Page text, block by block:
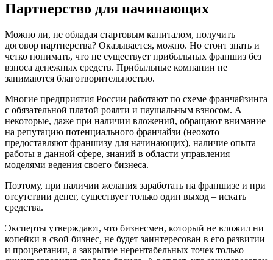
Партнерство для начинающих
Можно ли, не обладая стартовым капиталом, получить
договор партнерства? Оказывается, можно. Но стоит знать и
четко понимать, что не существует прибыльных франшиз без
взноса денежных средств. Прибыльные компании не
занимаются благотворительностью.
Многие предприятия России работают по схеме франчайзинга
с обязательной платой роялти и паушальным взносом. А
некоторые, даже при наличии вложений, обращают внимание
на репутацию потенциального франчайзи (неохото
предоставляют франшизу для начинающих), наличие опыта
работы в данной сфере, знаний в области управления
моделями ведения своего бизнеса.
Поэтому, при наличии желания заработать на франшизе и при
отсутствии денег, существует только один выход – искать
средства.
Эксперты утверждают, что бизнесмен, который не вложил ни
копейки в свой бизнес, не будет заинтересован в его развитии
и процветании, а закрытие нерентабельных точек только